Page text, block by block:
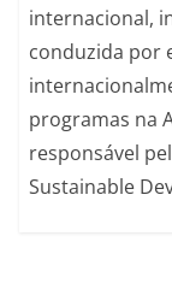
internacional,
conduzida por
programas na
responsável
Sustainable